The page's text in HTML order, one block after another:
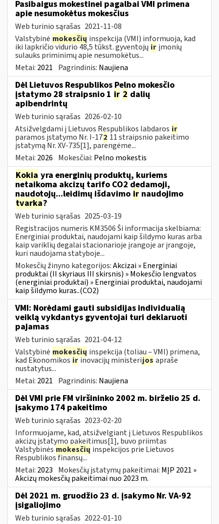
Pasibaigus mokestinei pagalbai VMI primena
apie nesumokėtus mokesčius
Web turinio sąrašas 2021-11-08
Valstybinė mokesčių inspekcija (VMI) informuoja, kad
iki lapkričio vidurio 48,5 tūkst. gyventojų ir įmonių
sulauks priminimų apie nesumokėtus...
Metai: 2021 Pagrindinis: Naujiena
Dėl Lietuvos Respublikos Pelno mokesčio
įstatymo 28 straipsnio 1 ir 2 dalių
apibendrintų
Web turinio sąrašas 2026-02-10
Atsižvelgdami į Lietuvos Respublikos labdaros ir
paramos įstatymo Nr. I-172 11 straipsnio pakeitimo
įstatymą Nr. XV-735[1], parengėme...
Metai: 2026 Mokesčiai: Pelno mokestis
Kokia yra energinių produktų, kuriems
netaikoma akcizų tarifo CO2 dedamoji,
naudotojų...leidimų išdavimo ir naudojimo
tvarka?
Web turinio sąrašas 2025-03-19
Registracijos numeris KM3506 Ši informacija skelbiama:
Energiniai produktai, naudojami kaip šildymo kuras arba
kaip variklių degalai stacionarioje įrangoje ar įrangoje,
kuri naudojama statyboje...
Mokesčių žinyno kategorijos:Akcizai » Energiniai
produktai (II skyriaus III skirsnis) » Mokesčio lengvatos
(energiniai produktai) » Energiniai produktai, naudojami
kaip šildymo kuras..(CO2)
VMI: Norėdami gauti subsidijas individualią
veiklą vykdantys gyventojai turi deklaruoti
pajamas
Web turinio sąrašas 2021-04-12
Valstybinė mokesčių inspekcija (toliau – VMI) primena,
kad Ekonomikosirinovacijų ministerijos apraše
nustatytus...
Metai: 2021 Pagrindinis: Naujiena
Dėl VMI prie FM viršininko 2002 m. birželio 25 d.
įsakymo 174 pakeitimo
Web turinio sąrašas 2023-02-20
Informuojame, kad, atsižvelgiant į Lietuvos Respublikos
akcizų įstatymo pakeitimus[1], buvo priimtas
Valstybinės mokesčių inspekcijos prie Lietuvos
Respublikos finansų...
Metai: 2023 Mokesčių įstatymų pakeitimai: MĮP 2021 »
Akcizų mokesčių pakeitimai nuo 2023 m.
Dėl 2021 m. gruodžio 23 d. įsakymo Nr. VA-92
įsigaliojimo
Web turinio sąrašas 2022-01-10